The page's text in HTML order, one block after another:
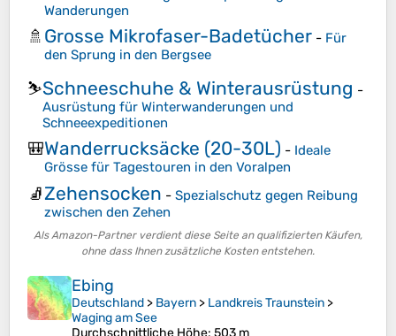
Wanderungen
🚿 Grosse Mikrofaser-Badetücher - Für
den Sprung in den Bergsee
⛷️Schneeschuhe & Winterausrüstung -
Ausrüstung für Winterwanderungen und
Schneeexpeditionen
🎒Wanderrucksäcke (20-30L) - Ideale
Grösse für Tagestouren in den Voralpen
🧦Zehensocken - Spezialschutz gegen Reibung
zwischen den Zehen
Als Amazon-Partner verdient diese Seite an qualifizierten Käufen,
ohne dass Ihnen zusätzliche Kosten entstehen.
Ebing
Deutschland > Bayern > Landkreis Traunstein >
Waging am See
Durchschnittliche Höhe: 503 m